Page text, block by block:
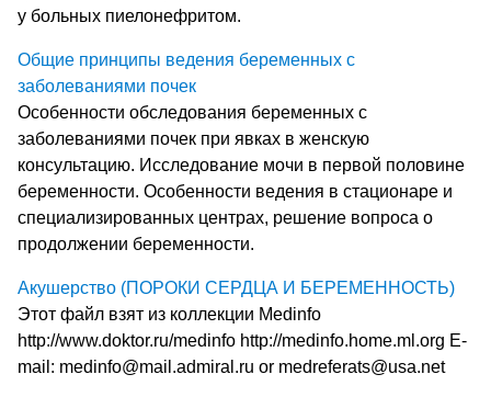
у больных пиелонефритом.
Общие принципы ведения беременных с
заболеваниями почек
Особенности обследования беременных с
заболеваниями почек при явках в женскую
консультацию. Исследование мочи в первой половине
беременности. Особенности ведения в стационаре и
специализированных центрах, решение вопроса о
продолжении беременности.
Акушерство (ПОРОКИ СЕРДЦА И БЕРЕМЕННОСТЬ)
Этот файл взят из коллекции Medinfo
http://www.doktor.ru/medinfo http://medinfo.home.ml.org E-
mail: medinfo@mail.admiral.ru or medreferats@usa.net